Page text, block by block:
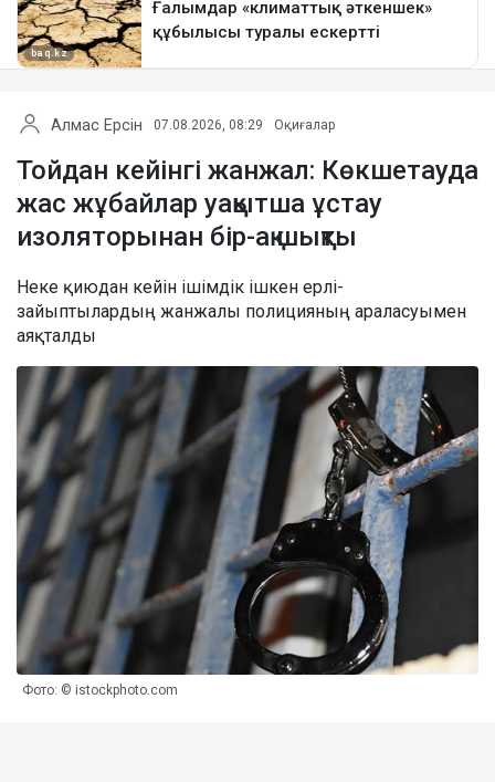
Алмас Ерсін 07.08.2026, 08:29 Оқиғалар
Тойдан кейінгі жанжал: Көкшетауда
жас жұбайлар уақытша ұстау
изоляторынан бір-ақ шықты
Неке қиюдан кейін ішімдік ішкен ерлі-
зайыптылардың жанжалы полицияның араласуымен
аяқталды
Фото: © istockphoto.com